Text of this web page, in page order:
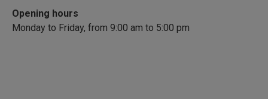
Opening hours
Monday to Friday, from 9:00 am to 5:00 pm